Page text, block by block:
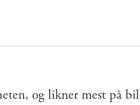
og likner mest på